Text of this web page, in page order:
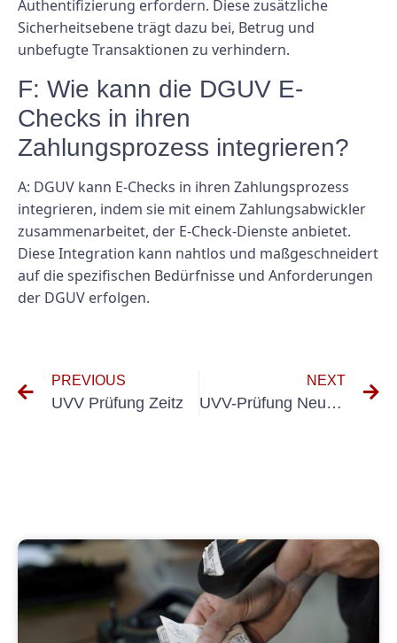
Authentifizierung erfordern. Diese zusätzliche
Sicherheitsebene trägt dazu bei, Betrug und
unbefugte Transaktionen zu verhindern.
F: Wie kann die DGUV E-
Checks in ihren
Zahlungsprozess integrieren?
A: DGUV kann E-Checks in ihren Zahlungsprozess
integrieren, indem sie mit einem Zahlungsabwickler
zusammenarbeitet, der E-Check-Dienste anbietet.
Diese Integration kann nahtlos und maßgeschneidert
auf die spezifischen Bedürfnisse und Anforderungen
der DGUV erfolgen.
PREVIOUS
UVV Prüfung Zeitz
NEXT
UVV-Prüfung Neukirchen-Vluyn